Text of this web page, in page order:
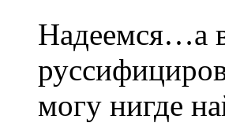
Надеемся…а
могу нигде